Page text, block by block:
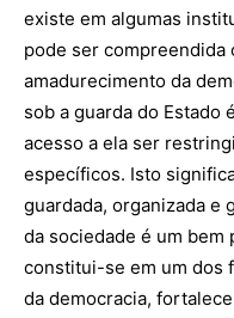
existe em algumas
pode ser compreendida
amadurecimento da
sob a guarda do Estado
acesso a ela ser
específicos. Isto
guardada, organizada e
da sociedade é um bem
constitui-se em um dos
da democracia,